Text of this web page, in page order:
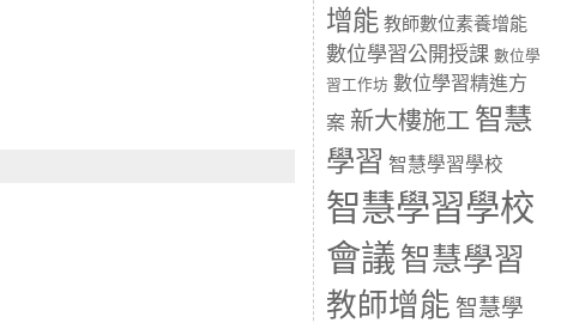
增能 教師數位素養增能
數位學習公開授課 數位學
習工作坊 數位學習精進方
案 新大樓施工 智慧
學習 智慧學習學校
智慧學習學校
會議 智慧學習
教師增能 智慧學